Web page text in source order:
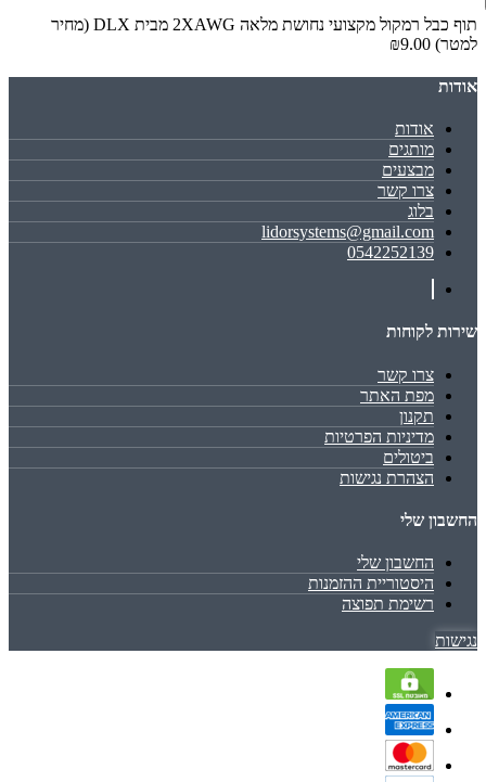
תוף כבל רמקול מקצועי נחושת מלאה 2XAWG מבית DLX (מחיר
למטר) ₪9.00
אודות
אודות
מותגים
מבצעים
צרו קשר
בלוג
lidorsystems@gmail.com
0542252139
שירות לקוחות
צרו קשר
מפת האתר
תקנון
מדיניות הפרטיות
ביטולים
הצהרת נגישות
החשבון שלי
החשבון שלי
היסטוריית ההזמנות
רשימת תפוצה
נגישות